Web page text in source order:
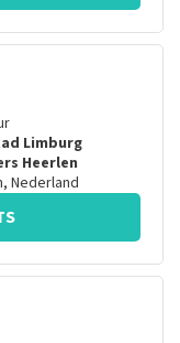
Limburg
Heerlen
, Nederland